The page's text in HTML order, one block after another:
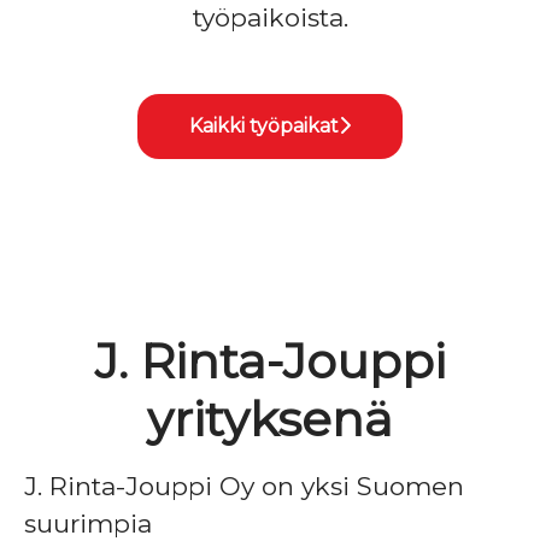
työpaikoista.
Kaikki työpaikat
J. Rinta-Jouppi
yrityksenä
J. Rinta-Jouppi Oy on yksi Suomen
suurimpia